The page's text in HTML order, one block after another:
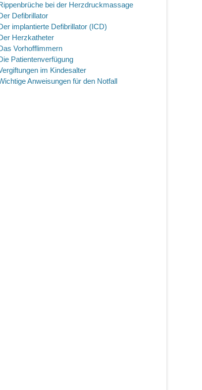
bei der Herzdruckmassage
Defibrillator
implantierte Defibrillator (ICD)
Herzkatheter
Vorhofflimmern
Patientenverfügung
im Kindesalter
Anweisungen für den Notfall